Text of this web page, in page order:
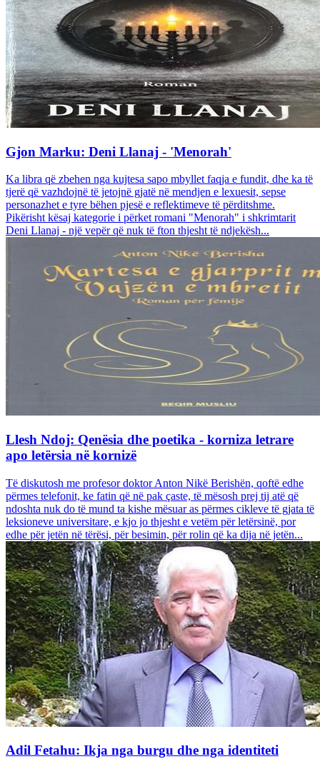
Gjon Marku: Deni Llanaj - 'Menorah'
Ka libra që zbehen nga kujtesa sapo mbyllet faqja e fundit, dhe ka të
tjerë që vazhdojnë të jetojnë gjatë në mendjen e lexuesit, sepse
personazhet e tyre bëhen pjesë e reflektimeve të përditshme.
Pikërisht kësaj kategorie i përket romani "Menorah" i shkrimtarit
Deni Llanaj - një vepër që nuk të fton thjesht të ndjekësh...
Llesh Ndoj: Qenësia dhe poetika - korniza letrare
apo letërsia në kornizë
Të diskutosh me profesor doktor Anton Nikë Berishën, qoftë edhe
përmes telefonit, ke fatin që në pak çaste, të mësosh prej tij atë që
ndoshta nuk do të mund ta kishe mësuar as përmes cikleve të gjata të
leksioneve universitare, e kjo jo thjesht e vetëm për letërsinë, por
edhe për jetën në tërësi, për besimin, për rolin që ka dija në jetën...
Adil Fetahu: Ikja nga burgu dhe nga identiteti